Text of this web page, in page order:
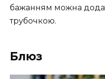
бажанням можна
трубочкою.
Блюз